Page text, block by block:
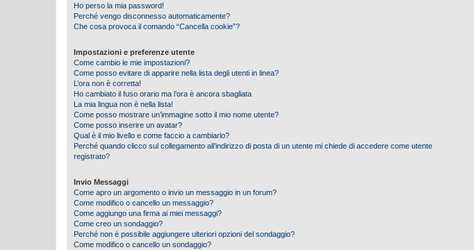
Ho perso la mia password!
Perché vengo disconnesso automaticamente?
Che cosa provoca il comando “Cancella cookie”?
Impostazioni e preferenze utente
Come cambio le mie impostazioni?
Come posso evitare di apparire nella lista degli utenti in linea?
L’ora non è corretta!
Ho cambiato il fuso orario ma l’ora è ancora sbagliata
La mia lingua non è nella lista!
Come posso mostrare un’immagine sotto il mio nome utente?
Come posso inserire un avatar?
Qual è il mio livello e come faccio a cambiarlo?
Perché quando clicco sul collegamento all’indirizzo di posta di un utente mi chiede di accedere come utente
registrato?
Invio Messaggi
Come apro un argomento o invio un messaggio in un forum?
Come modifico o cancello un messaggio?
Come aggiungo una firma ai miei messaggi?
Come creo un sondaggio?
Perché non è possibile aggiungere ulteriori opzioni del sondaggio?
Come modifico o cancello un sondaggio?